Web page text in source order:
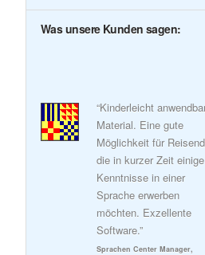
Was unsere Kunden sagen:
“Kinderleicht
Material. Eine gute
Möglichkeit für
die in kurzer Zeit einige
Kenntnisse in einer
Sprache erwerben
möchten. Exzellente
Software.”
Sprachen Center Manager,